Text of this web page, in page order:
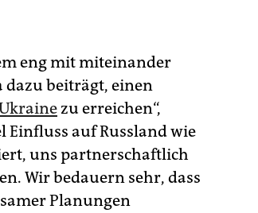
eng mit miteinander
dazu beiträgt, einen
zu erreichen“,
Einfluss auf Russland wie
uns partnerschaftlich
Wir bedauern sehr, dass
Planungen